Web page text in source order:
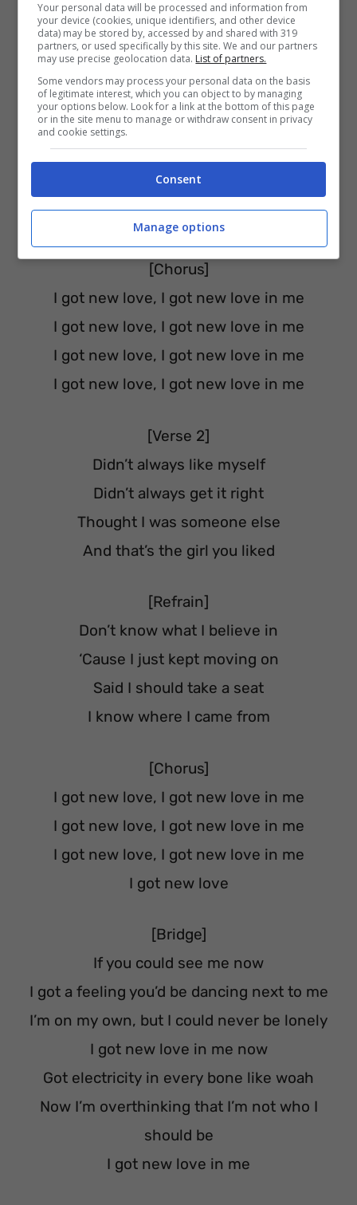
Said I should take a seat
I know where I came from
[Pre-Chorus]
I got new love, love in me
I got new love, love in me
I got new love, love in me
[Chorus]
I got new love, I got new love in me
I got new love, I got new love in me
I got new love, I got new love in me
I got new love, I got new love in me
[Verse 2]
Didn’t always like myself
Didn’t always get it right
Thought I was someone else
And that’s the girl you liked
[Refrain]
Don’t know what I believe in
‘Cause I just kept moving on
Said I should take a seat
I know where I came from
[Chorus]
I got new love, I got new love in me
I got new love, I got new love in me
I got new love, I got new love in me
I got new love
[Bridge]
If you could see me now
I got a feeling you’d be dancing next to me
I’m on my own, but I could never be lonely
I got new love in me now
Got electricity in every bone like woah
Now I’m overthinking that I’m not who I
should be
I got new love in me
Your personal data will be processed and information from
your device (cookies, unique identifiers, and other device
data) may be stored by, accessed by and shared with 319
partners, or used specifically by this site. We and our partners
may use precise geolocation data. List of partners.
Some vendors may process your personal data on the basis
of legitimate interest, which you can object to by managing
your options below. Look for a link at the bottom of this page
or in the site menu to manage or withdraw consent in privacy
and cookie settings.
Consent
Manage options